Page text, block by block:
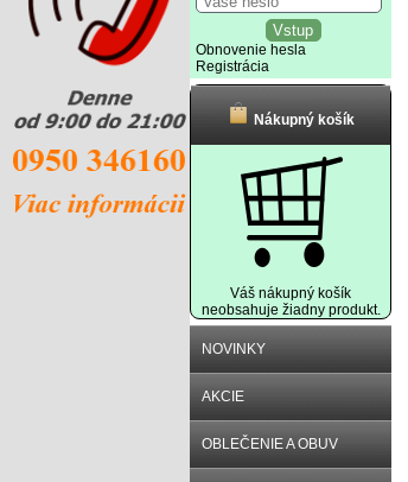
Obnovenie hesla
Registrácia
Nákupný košík
Váš nákupný košík
neobsahuje žiadny produkt.
NOVINKY
AKCIE
OBLEČENIE A OBUV